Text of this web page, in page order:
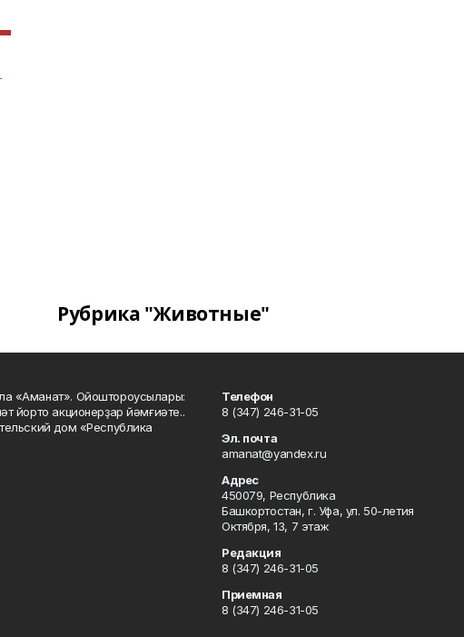
Рубрика "Животные"
«Аманат». Ойоштороусылары:
йорто акционерҙар йәмғиәте..
дом «Республика
Телефон
8 (347) 246-31-05
Эл. почта
amanat@yandex.ru
Адрес
450079, Республика
Башкортостан, г. Уфа, ул. 50-летия
Октября, 13, 7 этаж
Редакция
8 (347) 246-31-05
Приемная
8 (347) 246-31-05